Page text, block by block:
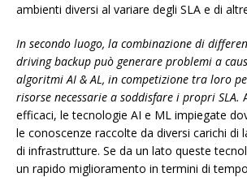
ambienti diversi al variare degli SLA e di
In secondo luogo, la combinazione di
driving backup può generare problemi a
algoritmi AI & AL, in competizione tra loro
risorse necessarie a soddisfare i propri SLA.
efficaci, le tecnologie AI e ML impiegate
le conoscenze raccolte da diversi carichi di
di infrastrutture. Se da un lato queste
un rapido miglioramento in termini di